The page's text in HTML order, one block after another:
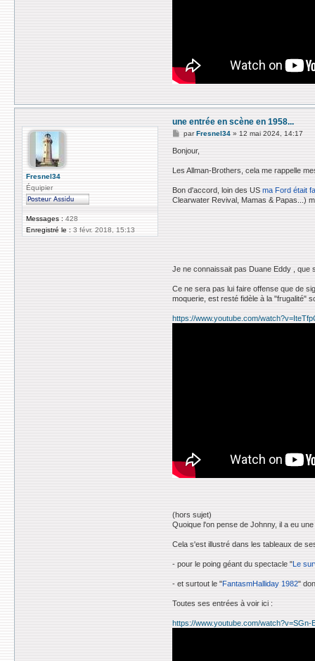
Fresnel34
Équipier
Messages : 428
Enregistré le : 3 févr. 2018, 15:13
une entrée en scène en 1958...
M
s
g
par Fresnel34 »12 mai 2024, 14:17
Bonjour,
Les Allman-Brothers, cela me rappelle
Bon d'accord, loin des USma Ford était
Clearwater Revival, Mamas & Papas...)
Je ne connaissait pas Duane Eddy , que
Ce ne sera pas lui faire offense que de
moquerie, est resté fidèle à la "frugalité"
https://www.youtube.com/
(hors sujet)
Quoique l'on pense de Johnny, il a eu
Cela s'est illustré dans les tableaux de
- pour le poing géant du spectacle "Le
- et surtout le "FantasmHalliday 1982"
Toutes ses entrées à voir ici :
https://www.youtube.com/watch?v=SGn-